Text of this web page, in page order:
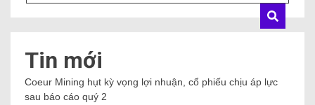
Tin mới
Coeur Mining hụt kỳ vọng lợi nhuận, cổ phiếu chịu áp lực
sau báo cáo quý 2